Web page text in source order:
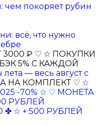
покоряет рубин
всё, что нужно
₽ ♡ ☆ ПОКУПКИ
5% С КАЖДОЙ
— весь август с
НА КОМПЛЕКТ ♡ ☆
-70% ☆ ♡ МОНЕТА
РУБЛЕЙ
✤ ☆ + 500 РУБЛЕЙ